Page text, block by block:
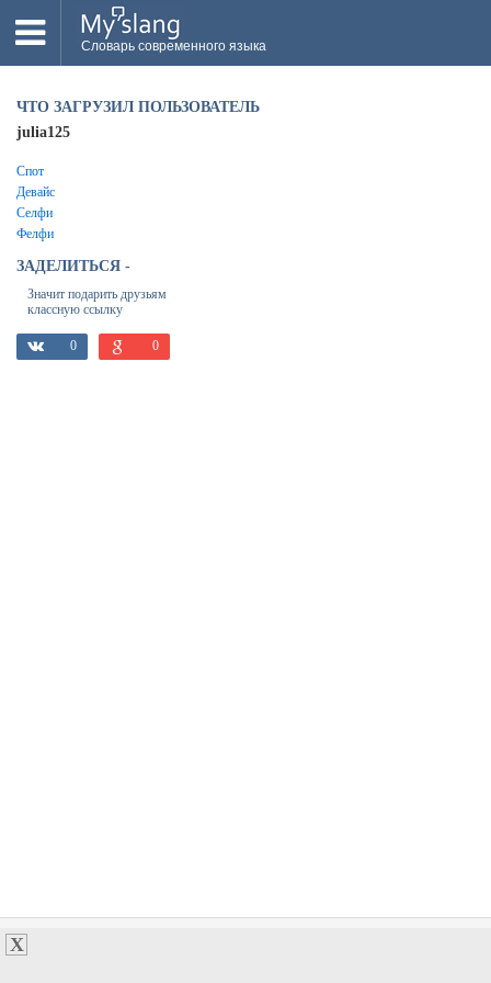
Словарь современного языка
НОВОЕ
ПОПУЛЯРНОЕ
ПРОВЕРИТЬ ЗНАНИЯ
ДОБАВИТЬ СЛОВО
ПРОСВЕТИТЕЛИ
ВОЙТИ
ЧТО ЗАГРУЗИЛ ПОЛЬЗОВАТЕЛЬ
julia125
Спот
Девайс
Селфи
Фелфи
ЗАДЕЛИТЬСЯ -
Значит подарить друзьям
классную ссылку